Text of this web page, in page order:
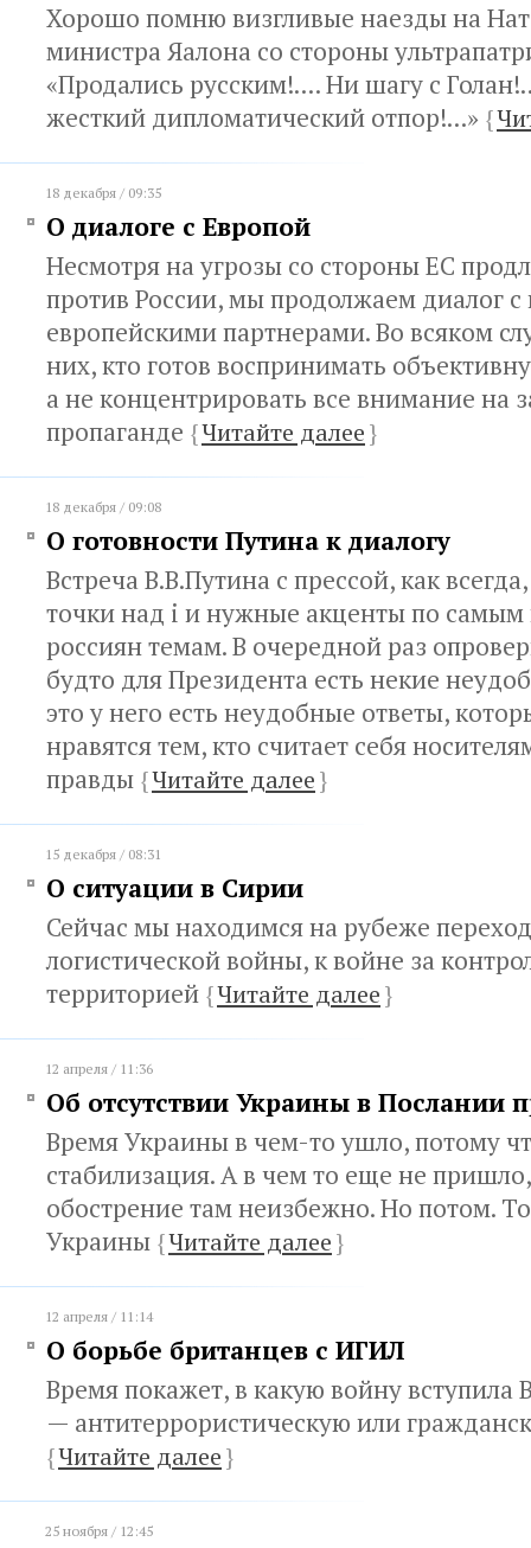
Хорошо помню визгливые наезды на
министра Яалона со стороны
«Продались русским!.... Ни шагу с
жесткий дипломатический отпор!...» {
18 декабря / 09:35
О диалоге с Европой
Несмотря на угрозы со стороны ЕС
против России, мы продолжаем диалог
европейскими партнерами. Во всяком
них, кто готов воспринимать
а не концентрировать все внимание на
пропаганде {Читайте далее}
18 декабря / 09:08
О готовности Путина к диалогу
Встреча В.В.Путина с прессой, как
точки над i и нужные акценты по
россиян темам. В очередной раз
будто для Президента есть некие
это у него есть неудобные ответы,
нравятся тем, кто считает себя
правды {Читайте далее}
15 декабря / 08:31
О ситуации в Сирии
Сейчас мы находимся на рубеже
логистической войны, к войне за
территорией {Читайте далее}
12 апреля / 11:36
Об отсутствии Украины в Послании
Время Украины в чем-то ушло, потому
стабилизация. А в чем то еще не
обострение там неизбежно. Но потом.
Украины {Читайте далее}
12 апреля / 11:14
О борьбе британцев с ИГИЛ
Время покажет, в какую войну вступила
— антитеррористическую или
{Читайте далее}
25 ноября / 12:45